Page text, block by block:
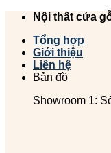
Chuyển
dung
Nội thất cửa
Tổng hợp
Giới thiệu
Liên hệ
Bản đồ
Showroom 1: